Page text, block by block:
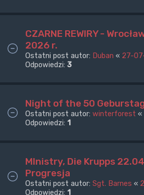
CZARNE REWIRY -
2026 r.
Ostatni post autor: Duban « 27-
Odpowiedzi: 3
Night of the 50
Ostatni post autor: winterforest «
Odpowiedzi: 1
MInistry, Die Krupps
Progresja
Ostatni post autor: Sgt. Barnes «
Odpowiedzi: 1